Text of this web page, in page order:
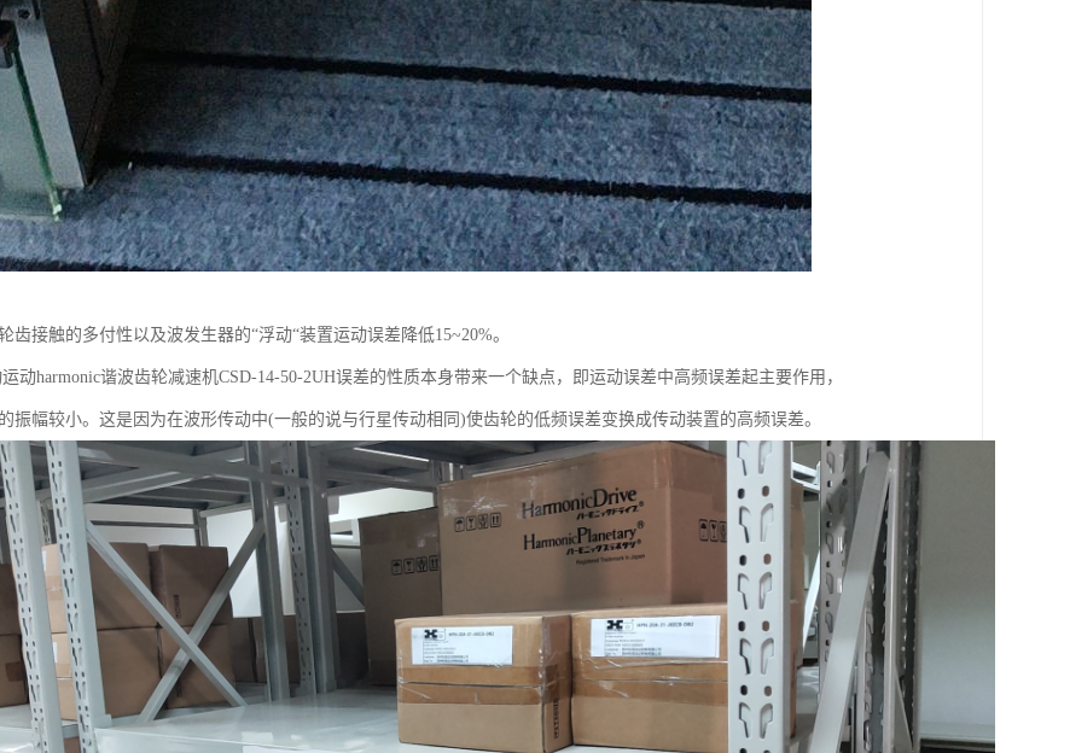
齿接触的多付性以及波发生器的“浮动“装置运动误差降低15~20%。
动harmonic谐波齿轮减速机CSD-14-50-2UH误差的性质本身带来一个缺点，即运动误差中高频误差起主要作用，
振幅较小。这是因为在波形传动中(一般的说与行星传动相同)使齿轮的低频误差变换成传动装置的高频误差。